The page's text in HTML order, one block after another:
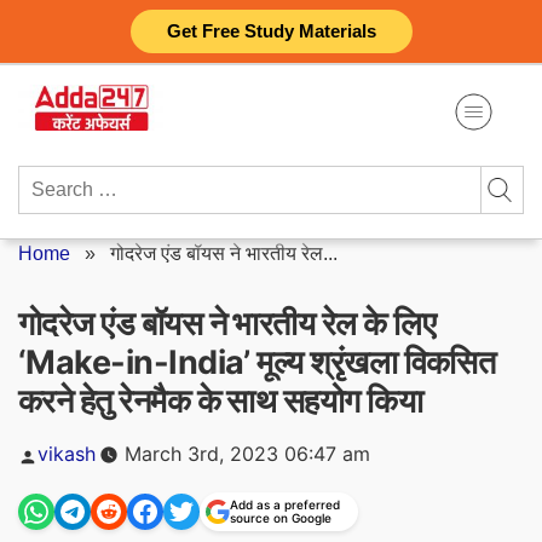
Get Free Study Materials
content
Search
Home »गोदरेज एंड बॉयस ने भारतीय रेल...
गोदरेज एंड बॉयस ने भारतीय रेल के लिए
‘Make-in-India’ मूल्य श्रृंखला विकसित
करने हेतु रेनमैक के साथ सहयोग किया
Posted
vikash March 3rd, 2023 06:47 am
Add as a preferred
source on Google